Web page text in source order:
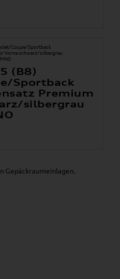
(B8)
Sportback
Premium
silbergrau
Gepäckraumeinlagen.